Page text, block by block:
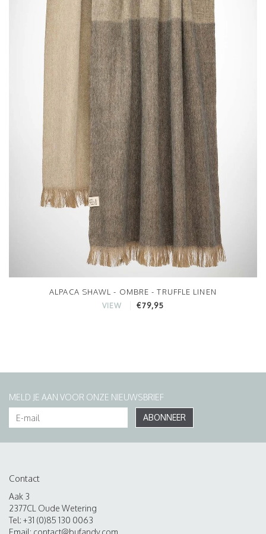
ALPACA SHAWL - OMBRE - TRUFFLE LINEN
VIEW €79,95
MELD JE AAN VOOR ONZE NIEUWSBRIEF
ABONNEER
Contact
Aak 3
2377CL Oude Wetering
Tel: +31 (0)85 130 0063
Email: contact@bufandy.com